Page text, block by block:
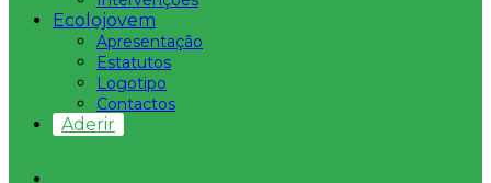
Ecolojovem
Apresentação
Estatutos
Logotipo
Contactos
Aderir